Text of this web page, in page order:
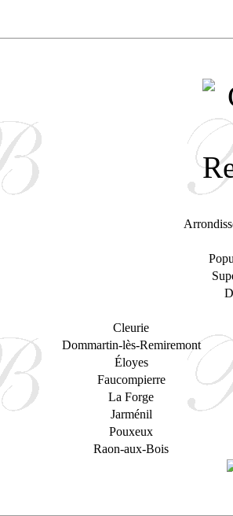
Cleurie
Dommartin-lès-Remiremont
Éloyes
Faucompierre
La Forge
Jarménil
Pouxeux
Raon-aux-Bois